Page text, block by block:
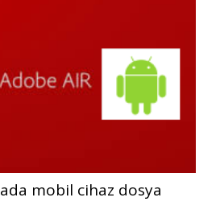
mobil cihaz dosya